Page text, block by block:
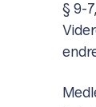
§ 9-